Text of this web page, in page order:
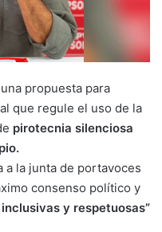
propuesta para
que regule el uso de la
pirotecnia silenciosa
a la junta de portavoces
consenso político y
y respetuosas”